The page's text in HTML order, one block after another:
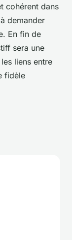
cohérent dans
demander
En fin de
sera une
liens entre
fidèle